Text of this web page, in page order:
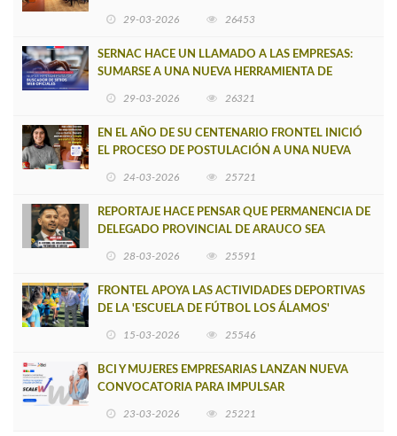
29-03-2026 26453
SERNAC HACE UN LLAMADO A LAS EMPRESAS:
SUMARSE A UNA NUEVA HERRAMIENTA DE
29-03-2026 26321
EN EL AÑO DE SU CENTENARIO FRONTEL INICIÓ
EL PROCESO DE POSTULACIÓN A UNA NUEVA
24-03-2026 25721
REPORTAJE HACE PENSAR QUE PERMANENCIA DE
DELEGADO PROVINCIAL DE ARAUCO SEA
28-03-2026 25591
FRONTEL APOYA LAS ACTIVIDADES DEPORTIVAS
DE LA 'ESCUELA DE FÚTBOL LOS ÁLAMOS'
15-03-2026 25546
BCI Y MUJERES EMPRESARIAS LANZAN NUEVA
CONVOCATORIA PARA IMPULSAR
23-03-2026 25221